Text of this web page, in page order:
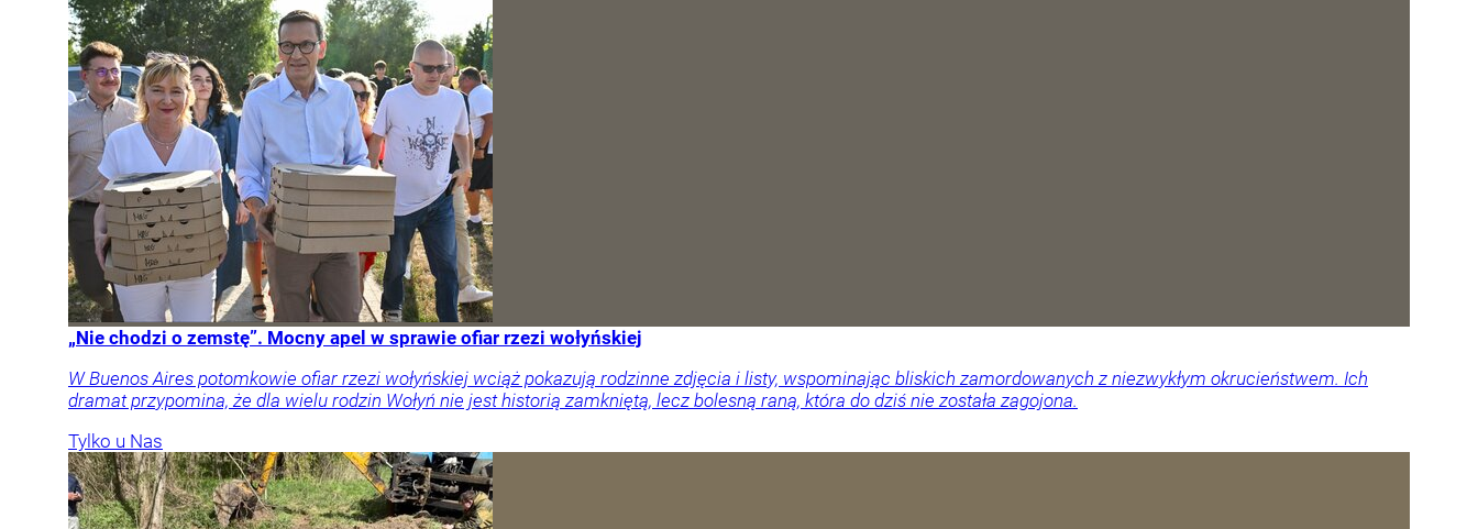
„Nie chodzi o zemstę”. Mocny apel w sprawie ofiar rzezi wołyńskiej
W Buenos Aires potomkowie ofiar rzezi wołyńskiej wciąż pokazują rodzinne zdjęcia i listy, wspominając bliskich zamordowanych z niezwykłym okrucieństwem. Ich
dramat przypomina, że dla wielu rodzin Wołyń nie jest historią zamkniętą, lecz bolesną raną, która do dziś nie została zagojona.
Tylko u Nas